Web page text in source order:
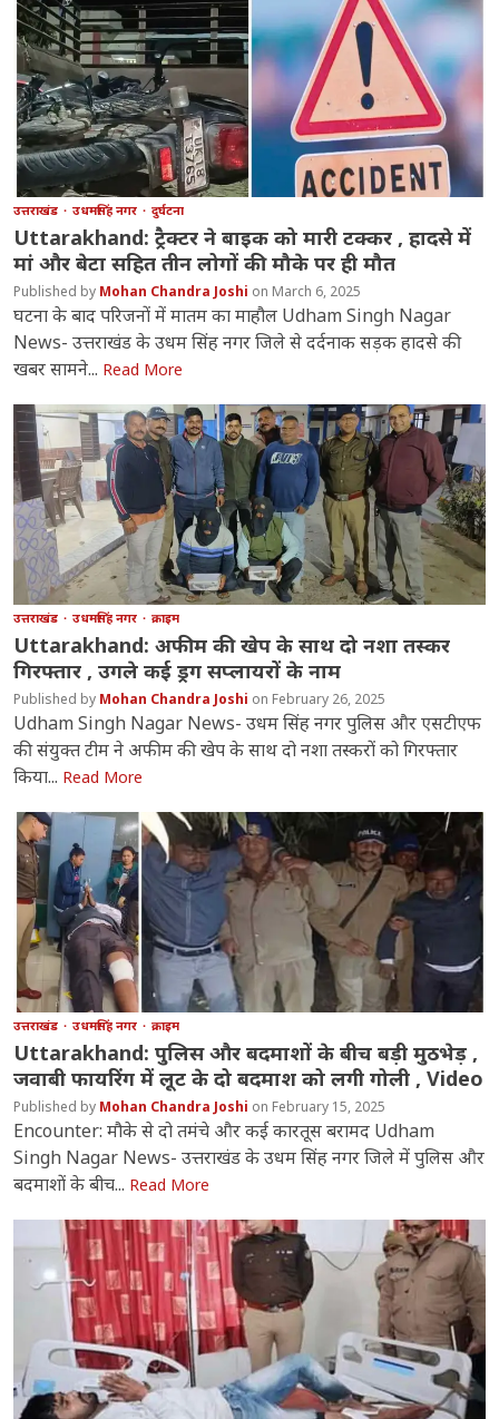
उत्तराखंड उधमसिंह नगर दुर्घटना
Uttarakhand: ट्रैक्टर ने बाइक को मारी टक्कर , हादसे में
मां और बेटा सहित तीन लोगों की मौके पर ही मौत
Mohan Chandra Joshi March 6, 2025
घटना के बाद परिजनों में मातम का माहौल Udham Singh Nagar
News- उत्तराखंड के उधम सिंह नगर जिले से दर्दनाक सड़क हादसे की
खबर सामने... Read More
उत्तराखंड उधमसिंह नगर क्राइम
Uttarakhand: अफीम की खेप के साथ दो नशा तस्कर
गिरफ्तार , उगले कई ड्रग सप्लायरों के नाम
Mohan Chandra Joshi February 26, 2025
Udham Singh Nagar News- उधम सिंह नगर पुलिस और एसटीएफ
की संयुक्त टीम ने अफीम की खेप के साथ दो नशा तस्करों को गिरफ्तार
किया... Read More
उत्तराखंड उधमसिंह नगर क्राइम
Uttarakhand: पुलिस और बदमाशों के बीच बड़ी मुठभेड़ ,
जवाबी फायरिंग में लूट के दो बदमाश को लगी गोली , Video
Mohan Chandra Joshi February 15, 2025
Encounter: मौके से दो तमंचे और कई कारतूस बरामद Udham
Singh Nagar News- उत्तराखंड के उधम सिंह नगर जिले में पुलिस और
बदमाशों के बीच... Read More